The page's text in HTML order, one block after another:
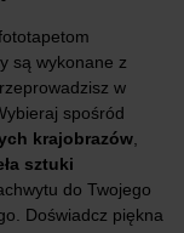
są wykonane z
w
spośród
krajobrazów,
sztuki
do Twojego
Doświadcz piękna